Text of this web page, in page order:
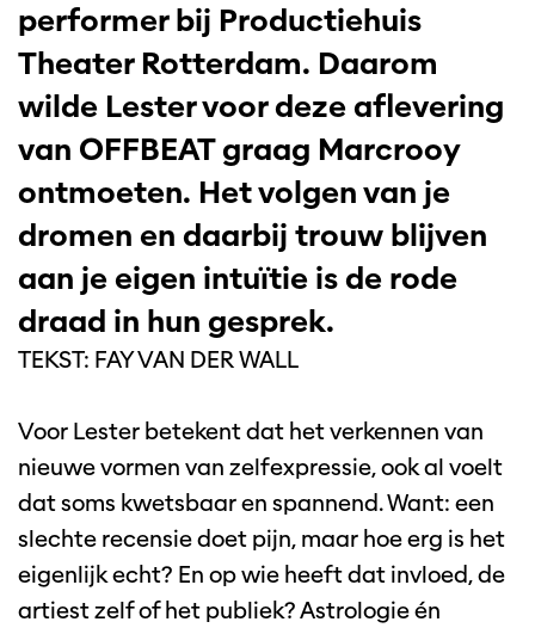
performer bij Productiehuis
Theater Rotterdam. Daarom
wilde Lester voor deze aflevering
van OFFBEAT graag Marcrooy
ontmoeten. Het volgen van je
dromen en daarbij trouw blijven
aan je eigen intuïtie is de rode
draad in hun gesprek.
TEKST: FAY VAN DER WALL
Voor Lester betekent dat het verkennen van
nieuwe vormen van zelfexpressie, ook al voelt
dat soms kwetsbaar en spannend. Want: een
slechte recensie doet pijn, maar hoe erg is het
eigenlijk echt? En op wie heeft dat invloed, de
artiest zelf of het publiek? Astrologie én